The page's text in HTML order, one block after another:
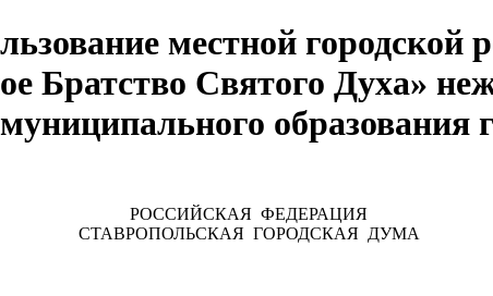
местной городской
Братство Святого Духа»
образования
РОССИЙСКАЯ ФЕДЕРАЦИЯ
СТАВРОПОЛЬСКАЯ ГОРОДСКАЯ ДУМА